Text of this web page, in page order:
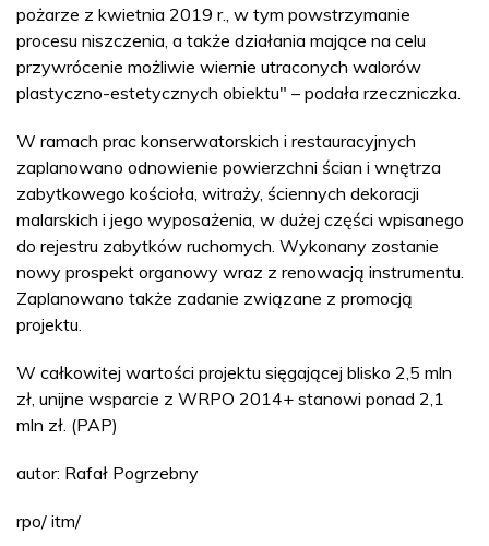
pożarze z kwietnia 2019 r., w tym powstrzymanie
procesu niszczenia, a także działania mające na celu
przywrócenie możliwie wiernie utraconych walorów
plastyczno-estetycznych obiektu" – podała rzeczniczka.
W ramach prac konserwatorskich i restauracyjnych
zaplanowano odnowienie powierzchni ścian i wnętrza
zabytkowego kościoła, witraży, ściennych dekoracji
malarskich i jego wyposażenia, w dużej części wpisanego
do rejestru zabytków ruchomych. Wykonany zostanie
nowy prospekt organowy wraz z renowacją instrumentu.
Zaplanowano także zadanie związane z promocją
projektu.
W całkowitej wartości projektu sięgającej blisko 2,5 mln
zł, unijne wsparcie z WRPO 2014+ stanowi ponad 2,1
mln zł. (PAP)
autor: Rafał Pogrzebny
rpo/ itm/